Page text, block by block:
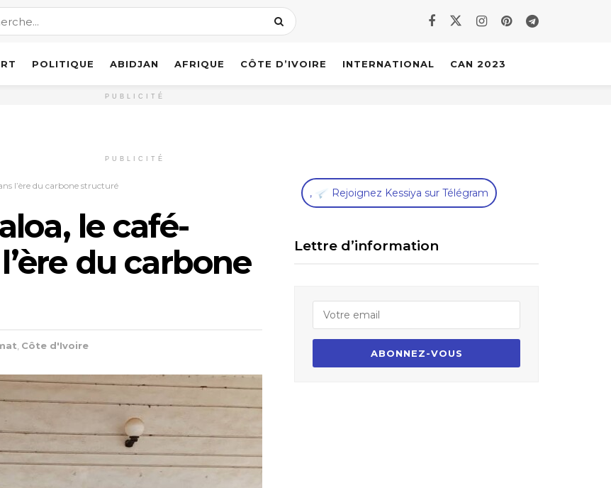
POLITIQUE ABIDJAN AFRIQUE CÔTE D’IVOIRE INTERNATIONAL CAN 2023
PUBLICITÉ
PUBLICITÉ
l’ère du carbone structuré
le café-
du carbone
Côte d'Ivoire
, Rejoignez Kessiya sur Télégram
Lettre d’information